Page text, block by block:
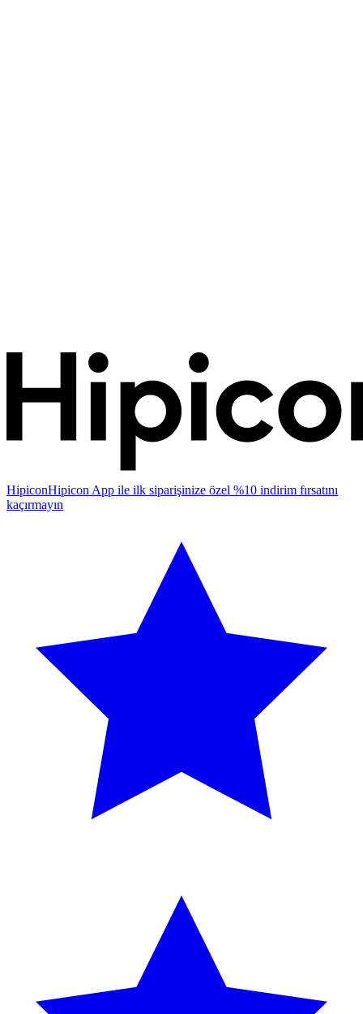
HipiconHipicon App ile ilk siparişinize özel %10 indirim fırsatını
kaçırmayın